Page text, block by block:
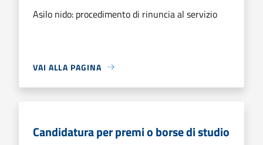
Asilo nido: procedimento di rinuncia al servizio
VAI ALLA PAGINA
Candidatura per premi o borse di studio